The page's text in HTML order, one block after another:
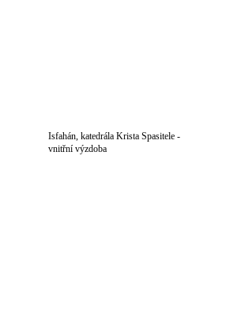
Isfahán, katedrála Krista Spasitele -
vnitřní výzdoba